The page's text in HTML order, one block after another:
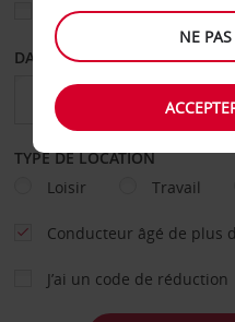
Sélectionnez une autre
DATE DE DÉPART
TYPE DE LOCATION
Loisir
Travail
Conducteur âgé de plus
J’ai un code de réduction
NE